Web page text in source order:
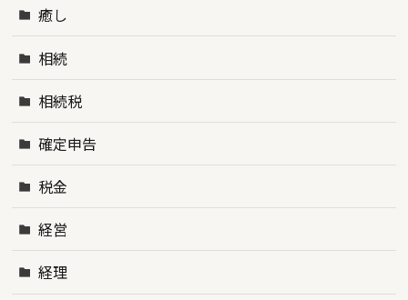
癒し
相続
相続税
確定申告
税金
経営
経理